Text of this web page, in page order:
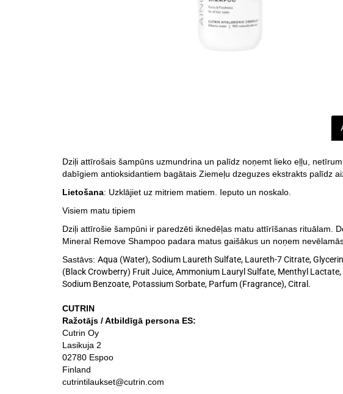
Dziļi attīrošais šampūns uzmundrina un palīdz noņemt lieko eļļu,
dabīgiem antioksidantiem bagātais Ziemeļu dzeguzes ekstrakts palīdz
Lietošana: Uzklājiet uz mitriem matiem. Ieputo un noskalo.
Visiem matu tipiem
Dziļi attīrošie šampūni ir paredzēti iknedēļas matu attīrīšanas rituālam.
Mineral Remove Shampoo padara matus gaišākus un noņem
Sastāvs: Aqua (Water), Sodium Laureth Sulfate, Laureth-7 Citrate,
(Black Crowberry) Fruit Juice, Ammonium Lauryl Sulfate, Menthyl
Sodium Benzoate, Potassium Sorbate, Parfum (Fragrance), Citral.
CUTRIN
Ražotājs / Atbildīgā persona ES:
Cutrin Oy
Lasikuja 2
02780 Espoo
Finland
cutrintilaukset@cutrin.com